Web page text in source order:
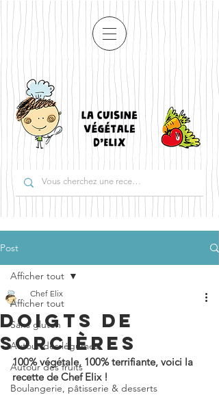
Post
Afficher tout
Sans gluten
Autour des légumes
Autour des fruits
Boulangerie, pâtisserie & desserts
Afficher tout
DOIGTS DE
SORCIÈRES
Chef Elix
100% végétale, 100% terrifiante, voici la
recette de Chef Elix !